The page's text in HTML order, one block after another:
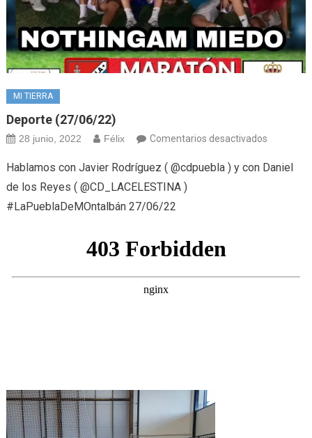
MI TIERRA
Deporte (27/06/22)
28 junio, 2022 Félix Comentarios desactivadosen
(27/06/
Hablamos con Javier Rodríguez ( @cdpuebla ) y con Daniel
de los Reyes ( @CD_LACELESTINA )
#LaPueblaDeMOntalbán 27/06/22